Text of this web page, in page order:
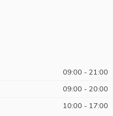
09:00 - 21:00
09:00 - 20:00
10:00 - 17:00